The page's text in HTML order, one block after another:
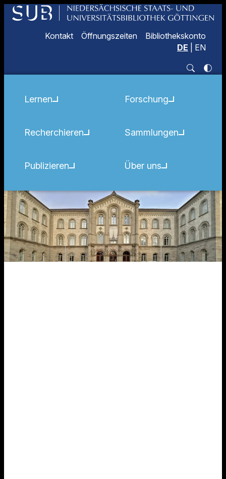
Kontakt Öffnungszeiten
Bibliothekskonto
DE
EN
Lernen
Recherchieren
Publizieren
Forschung
Sammlungen
Über uns